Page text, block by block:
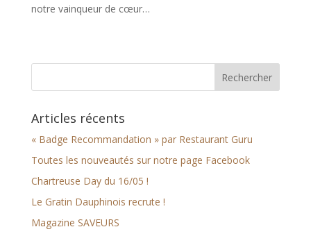
notre vainqueur de cœur…
Articles récents
« Badge Recommandation » par Restaurant Guru
Toutes les nouveautés sur notre page Facebook
Chartreuse Day du 16/05 !
Le Gratin Dauphinois recrute !
Magazine SAVEURS